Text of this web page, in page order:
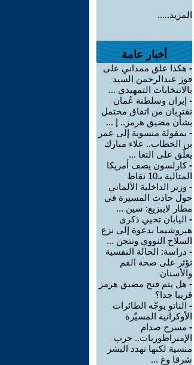
المزيد.....
أخبار عامة
- هكذا علق ممداني على
فوز عبدالرحمن السيد
بالانتخابات التمهيدي ...
- إيران وسلطنة عُمان
تقتربان من اتفاق محتمل
بشأن مضيق هرمز.. إ ...
- بمقولة منسوبة إلى عمر
بن الخطاب.. علاء مبارك
يعلّق على التعا ...
-كارلسون يصف أمريكا
المثالية بـ10 نقاط
- وزير الداخلية الألماني
حول حادث المسيرة في
مطار لايبزيغ: سين ...
- اليابان تحيي ذكرى
هيروشيما بدعوة إلى نزع
السلاح النووي وتتجن ...
- دراسة: الحالة النفسية
تؤثر على صحة الفم
والأسنان
- هل يتم فتح مضيق هرمز
قريبا جدا؟
- الناتو يوجّه الطائرات
الأوكرانية المسيّرة
- مسرح صدام
الإمبراطوريات.. حرب
منسية لكنها تهدد البشر
شرقا وغ ...